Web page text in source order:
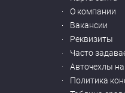
О компании
Вакансии
Реквизиты
Часто
Авточехлы на
Политика